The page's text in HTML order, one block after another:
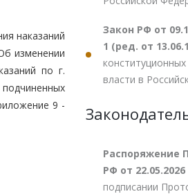
наказаний
изменении
по г.
9 -
Закон РФ от
1 (ред. от
власти в
Распоряжение
РФ от
подписании